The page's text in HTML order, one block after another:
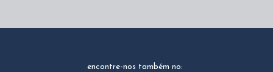
encontre-nos também no: